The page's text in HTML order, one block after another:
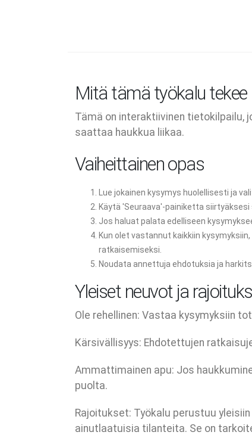
Mitä tämä työkalu tekee
Tämä on interaktiivinen tietokilpailu,
saattaa haukkua liikaa.
Vaiheittainen opas
Lue jokainen kysymys huolellisesti ja
Käytä 'Seuraava'-painiketta siirtyäksesi
Jos haluat palata edelliseen
Kun olet vastannut kaikkiin
ratkaisemiseksi.
Noudata annettuja ehdotuksia ja
Yleiset neuvot ja
Ole rehellinen: Vastaa kysymyksiin
Kärsivällisyys: Ehdotettujen
Ammattimainen apu: Jos
puolta.
Rajoitukset: Työkalu perustuu
ainutlaatuisia tilanteita. Se on